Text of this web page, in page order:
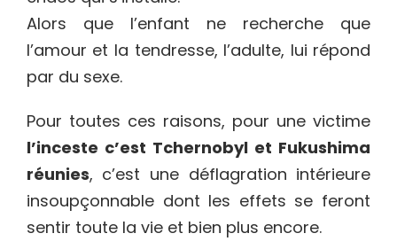
Alors que l’enfant ne recherche que
l’amour et la tendresse, l’adulte, lui répond
par du sexe.
Pour toutes ces raisons, pour une victime
l’inceste c’est Tchernobyl et Fukushima
réunies, c’est une déflagration intérieure
insoupçonnable dont les effets se feront
sentir toute la vie et bien plus encore.